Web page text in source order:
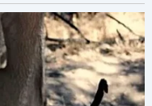
это в полном
в порядке —
над собой,